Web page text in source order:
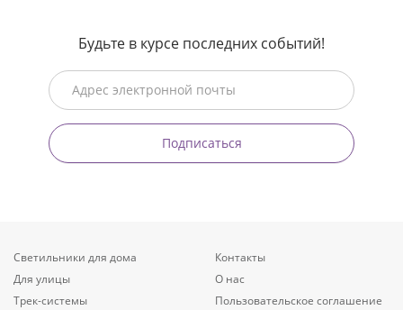
Будьте в курсе последних событий!
Подписаться
Светильники для дома
Для улицы
Трек-системы
Контакты
О нас
Пользовательское соглашение